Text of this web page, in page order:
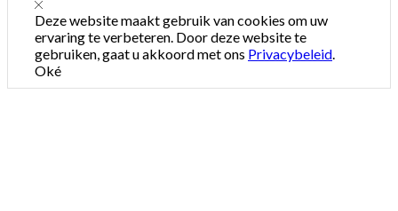
Deze website maakt gebruik van cookies om uw
ervaring te verbeteren. Door deze website te
gebruiken, gaat u akkoord met ons Privacybeleid
Oké